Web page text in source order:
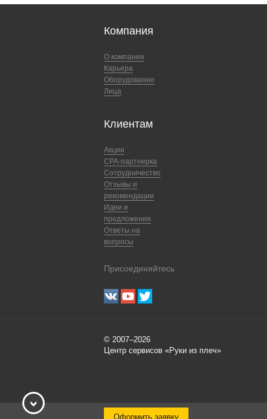
Компания
О компании
Карьера
Оборудование
Лица
Клиентам
Акции
CPA-партнерка
Сотрудничество
Отзывы и
рекомендации
Идеи и
предложения
Ответы на
вопросы
Присоединяйтесь
© 2007–2026
Центр сервисов «Руки из плеч»
Оформить заявку